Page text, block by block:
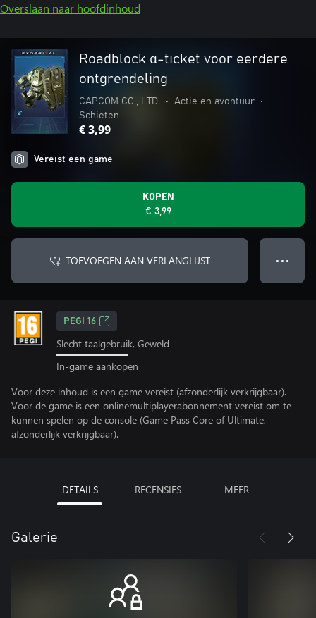
Overslaan naar hoofdinhoud
Roadblock α-ticket voor eerdere
ontgrendeling
CAPCOM CO., LTD. • Actie en avontuur
•
Schieten
€ 3,99
Vereist een game
KOPEN
€ 3,99
TOEVOEGEN AAN VERLANGLIJST ● ● ●
PEGI 16
Slecht taalgebruik, Geweld
In-game aankopen
Voor deze inhoud is een game vereist (afzonderlijk verkrijgbaar).
Voor de game is een onlinemultiplayerabonnement vereist om te
kunnen spelen op de console (Game Pass Core of Ultimate,
afzonderlijk verkrijgbaar).
DETAILS RECENSIES MEER
Galerie